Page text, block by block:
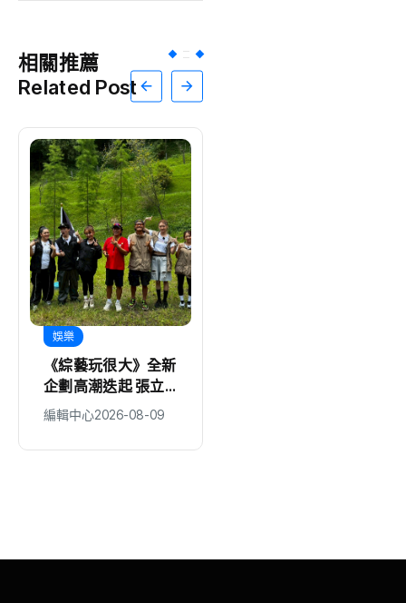
相關推薦
Related Post
娛樂
《綜藝玩很大》全新
企劃高潮迭起 張立
東、大芭 冤家組合
再創收視火花
編輯中心2026-08-09